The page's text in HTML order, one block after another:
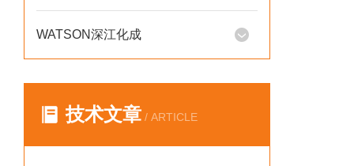
WATSON深江化成
技术文章 / ARTICLE